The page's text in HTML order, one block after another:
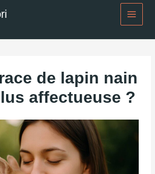
de lapin nain
affectueuse ?